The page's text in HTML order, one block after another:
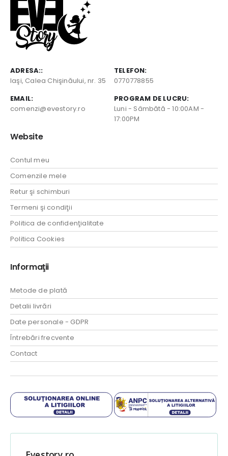
ADRESA::
Iaşi, Calea Chişinăului, nr. 35
TELEFON:
0770778855
EMAIL:
comenzi@evestory.ro
PROGRAM DE LUCRU:
Luni - Sâmbătă - 10:00AM -
17:00PM
Website
Contul meu
Comenzile mele
Retur şi schimburi
Termeni şi condiţii
Politica de confidenţialitate
Politica Cookies
Informaţii
Metode de plată
Detalii livrări
Date personale - GDPR
Întrebări frecvente
Contact